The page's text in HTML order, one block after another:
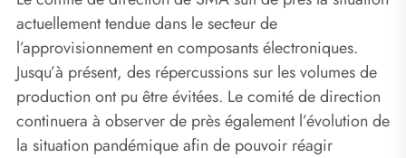
actuellement tendue dans le secteur de
l’approvisionnement en composants électroniques.
Jusqu’à présent, des répercussions sur les volumes de
production ont pu être évitées. Le comité de direction
continuera à observer de près également l’évolution de
la situation pandémique afin de pouvoir réagir